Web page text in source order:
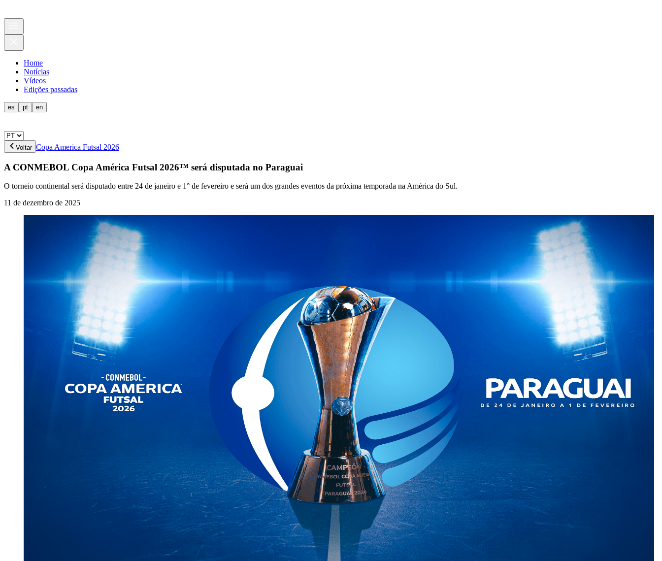
Home
Notícias
Vídeos
Edições passadas
es pt en
Voltar Copa America Futsal 2026
A CONMEBOL Copa América Futsal 2026™ será disputada no Paraguai
O torneio continental será disputado entre 24 de janeiro e 1° de fevereiro e será um dos grandes eventos da próxima temporada na América do Sul.
11 de dezembro de 2025